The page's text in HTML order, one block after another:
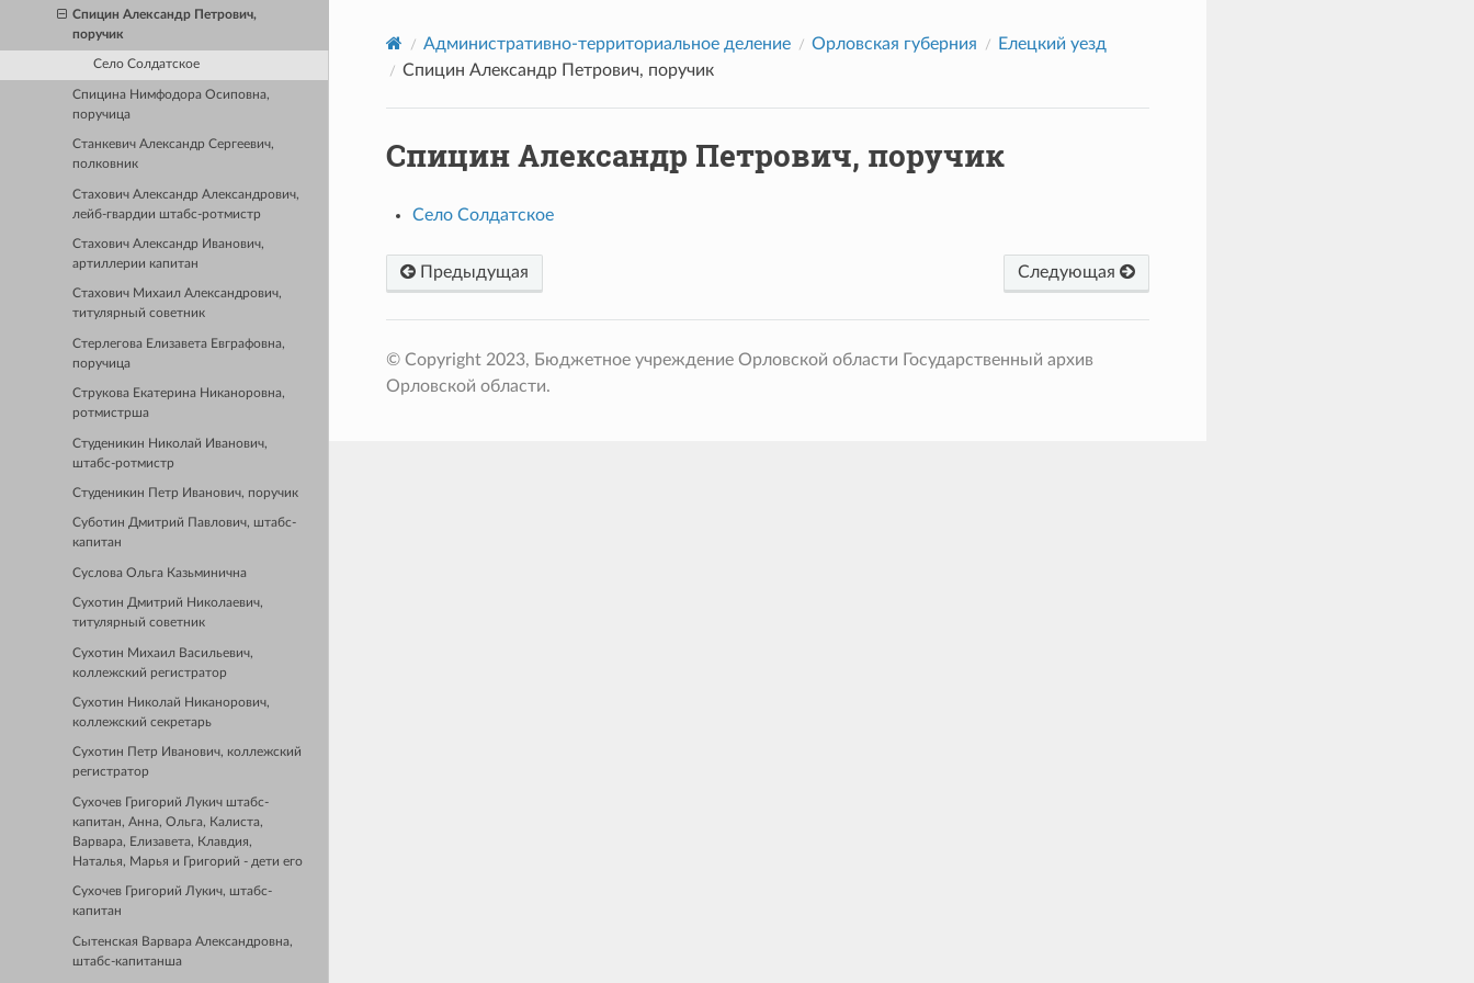
Спицин Александр Петрович,
поручик
Село Солдатское
Спицина Нимфодора Осиповна,
поручица
Станкевич Александр Сергеевич,
полковник
Стахович Александр Александрович,
лейб-гвардии штабс-ротмистр
Стахович Александр Иванович,
артиллерии капитан
Стахович Михаил Александрович,
титулярный советник
Стерлегова Елизавета Евграфовна,
поручица
Струкова Екатерина Никаноровна,
ротмистрша
Студеникин Николай Иванович,
штабс-ротмистр
Студеникин Петр Иванович, поручик
Суботин Дмитрий Павлович, штабс-
капитан
Суслова Ольга Казьминична
Сухотин Дмитрий Николаевич,
титулярный советник
Сухотин Михаил Васильевич,
коллежский регистратор
Сухотин Николай Никанорович,
коллежский секретарь
Сухотин Петр Иванович, коллежский
регистратор
Сухочев Григорий Лукич штабс-
капитан, Анна, Ольга, Калиста,
Варвара, Елизавета, Клавдия,
Наталья, Марья и Григорий - дети его
Сухочев Григорий Лукич, штабс-
капитан
Сытенская Варвара Александровна,
штабс-капитанша
Административно-территориальное деление Орловская губерния
Елецкий уезд
Спицин Александр Петрович, поручик
Спицин Александр Петрович, поручик
Село Солдатское
Предыдущая Следующая
© Copyright 2023, Бюджетное учреждение Орловской области Государственный архив
Орловской области.